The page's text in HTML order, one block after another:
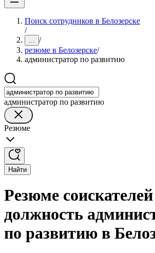
Поиск сотрудников в Белозерске
/
... /
резюме в Белозерске/
администратор по развитию
администратор по развитию
Резюме
Найти
Резюме
должность
по развитию в